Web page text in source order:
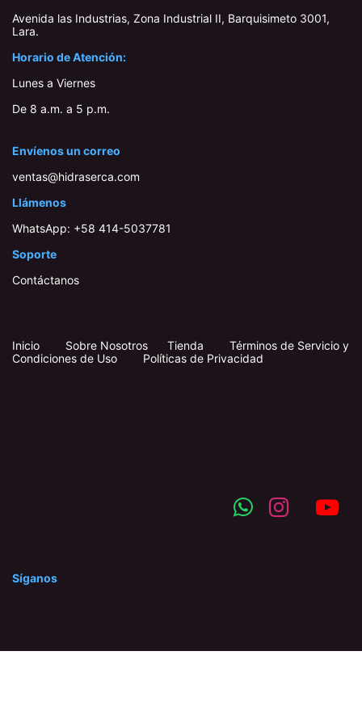
Avenida las Industrias, Zona Industrial II, Barquisimeto 3001,
Lara​.
Horario de Atención:
Lunes a Viernes
De 8 a.m. a 5 p.m.
Envíenos un correo
ventas@hidraserca.com
Llámenos
WhatsApp: +58 414-503778​1
Soporte
Contáctanos
Inicio Sobre Nosotros Tienda
Términos de Servicio y
Condiciones de Uso
Políticas de Privacidad
Síganos